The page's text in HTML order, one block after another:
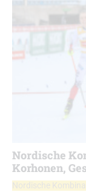
Nordische
Korhonen,